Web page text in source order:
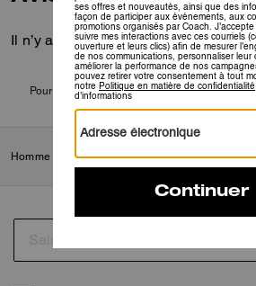
Il n’y a pas encore d’avis.
Pour plus d’informations sur la manière
Homme Sacs / Sacs à dos